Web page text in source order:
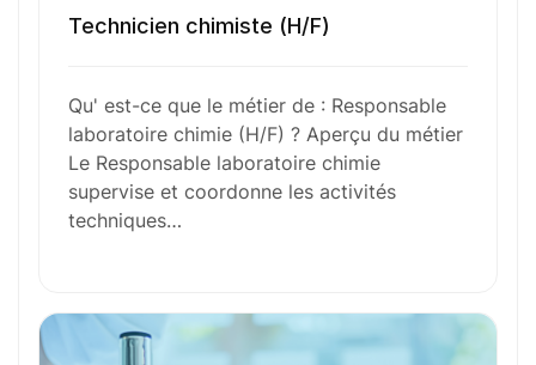
Envie de commencer
l’aventure avec
N’attendez plus !
Technicien chimiste (H/F)
Qu' est-ce que le métier de : Responsable
laboratoire chimie (H/F) ? Aperçu du métier
Le Responsable laboratoire chimie
supervise et coordonne les activités
techniques…